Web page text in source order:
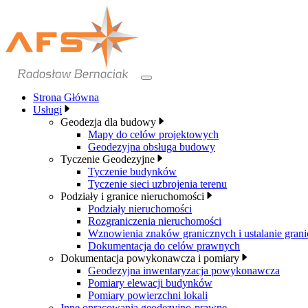
treści
Strona Główna
Usługi
Geodezja dla budowy
Mapy do celów projektowych
Geodezyjna obsługa budowy
Tyczenie Geodezyjne
Tyczenie budynków
Tyczenie sieci uzbrojenia terenu
Podziały i granice nieruchomości
Podziały nieruchomości
Rozgraniczenia nieruchomości
Wznowienia znaków granicznych i ustalanie
Dokumentacja do celów prawnych
Dokumentacja powykonawcza i pomiary
Geodezyjna inwentaryzacja powykonawcza
Pomiary elewacji budynków
Pomiary powierzchni lokali